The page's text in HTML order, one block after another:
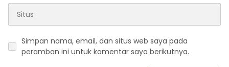
Simpan nama, email, dan situs web saya pada
peramban ini untuk komentar saya berikutnya.